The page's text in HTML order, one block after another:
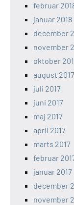
februar
januar 2018
december
november
oktober
august 2017
juli 2017
juni 2017
maj 2017
april 2017
marts 2017
februar
januar 2017
december
november